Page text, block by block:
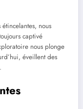
nous
captivé
nous plonge
éveillent des